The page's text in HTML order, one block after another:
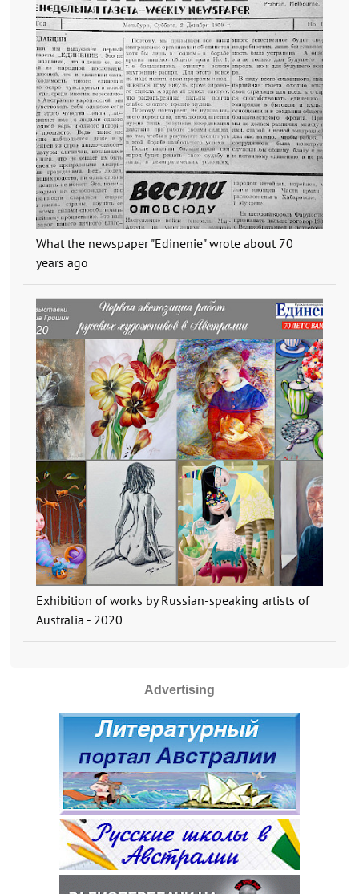
What the newspaper "Edinenie" wrote about 70
years ago
Exhibition of works by Russian-speaking artists of
Australia - 2020
Advertising